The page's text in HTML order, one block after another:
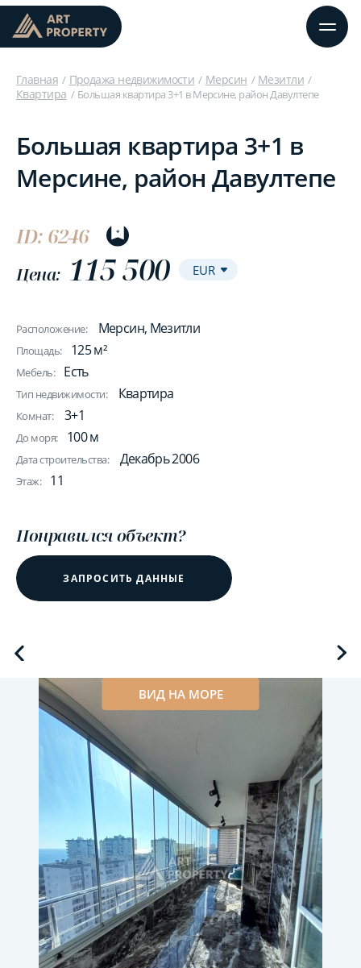
Главная Продажа недвижимости Мерсин
Мезитли
Квартира
Большая квартира 3+1 в Мерсине, район Давултепе
Большая квартира 3+1 в
Мерсине, район Давултепе
ID: 6246
Цена: 115 500
Расположение: Мерсин, Мезитли
Площадь: 125 м²
Мебель: Есть
Тип недвижимости: Квартира
Комнат: 3+1
До моря: 100 м
Дата строительства: Декабрь 2006
Этаж: 11
Понравился объект?
ЗАПРОСИТЬ ДАННЫЕ
ВИД НА МОРЕ